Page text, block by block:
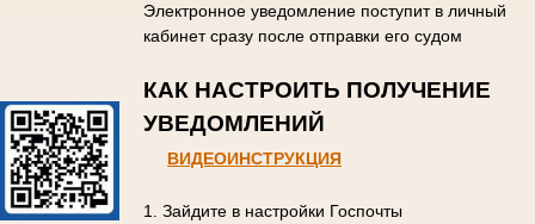
Электронное уведомление поступит в личный
кабинет сразу после отправки его судом
КАК НАСТРОИТЬ ПОЛУЧЕНИЕ
УВЕДОМЛЕНИЙ
ВИДЕОИНСТРУКЦИЯ
1. Зайдите в настройки Госпочты